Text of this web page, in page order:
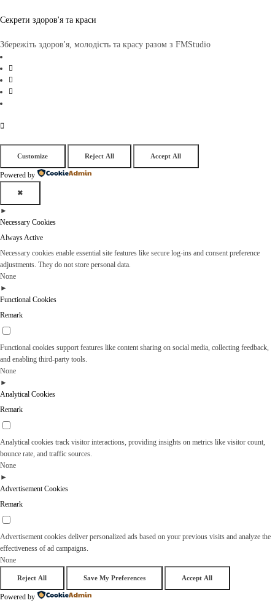
Секрети здоров'я та краси
Збережіть здоров'я, молодість та красу разом з FMStudio
Customize Reject All Accept All
Powered by
✖
►
Necessary Cookies
Always Active
Necessary cookies enable essential site features like secure log-ins and consent preference
adjustments. They do not store personal data.
None
►
Functional Cookies
Remark
Functional cookies support features like content sharing on social media, collecting feedback,
and enabling third-party tools.
None
►
Analytical Cookies
Remark
Analytical cookies track visitor interactions, providing insights on metrics like visitor count,
bounce rate, and traffic sources.
None
►
Advertisement Cookies
Remark
Advertisement cookies deliver personalized ads based on your previous visits and analyze the
effectiveness of ad campaigns.
None
Reject All Save My Preferences Accept All
Powered by